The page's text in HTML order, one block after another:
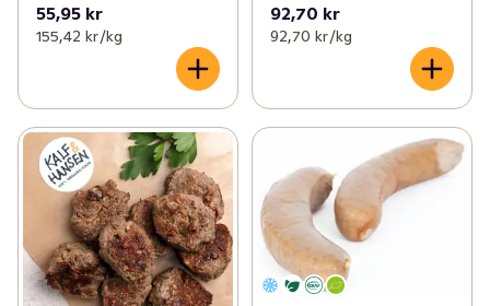
55,95 kr
155,42 kr /kg
92,70 kr
92,70 kr /kg